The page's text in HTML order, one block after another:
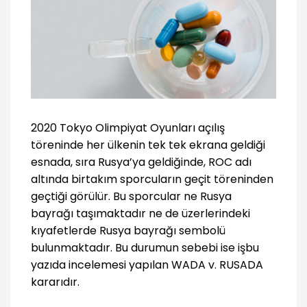
2020 Tokyo Olimpiyat Oyunları açılış
töreninde her ülkenin tek tek ekrana geldiği
esnada, sıra Rusya’ya geldiğinde, ROC adı
altında birtakım sporcuların geçit töreninden
geçtiği görülür. Bu sporcular ne Rusya
bayrağı taşımaktadır ne de üzerlerindeki
kıyafetlerde Rusya bayrağı sembolü
bulunmaktadır. Bu durumun sebebi ise işbu
yazıda incelemesi yapılan WADA v. RUSADA
kararıdır.